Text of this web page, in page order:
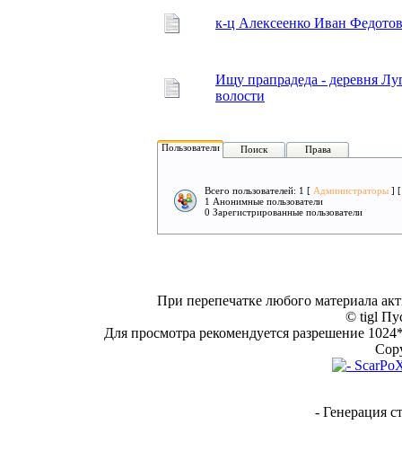
к-ц Алексеенко Иван
Ищу прапрадеда - деревня
волости
Пользователи Поиск Права
Всего пользователей: 1 [ Администраторы ]
1 Анонимные пользователи
0 Зарегистрированные пользователи
При перепечатке любого материала
© tigl
Для просмотра рекомендуется разрешение
- Генерация